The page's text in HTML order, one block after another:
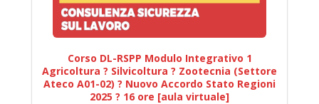
Corso DL-RSPP Modulo Integrativo 1
Agricoltura ? Silvicoltura ? Zootecnia (Settore
Ateco A01-02) ? Nuovo Accordo Stato Regioni
2025 ? 16 ore [aula virtuale]